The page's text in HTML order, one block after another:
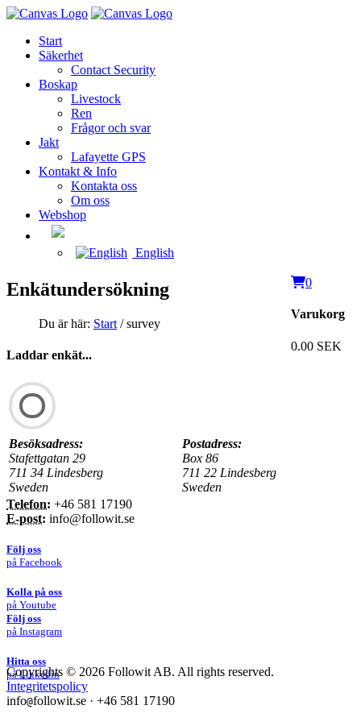
Start
Säkerhet
Contact Security
Boskap
Livestock
Ren
Frågor och svar
Jakt
Lafayette GPS
Kontakt & Info
Kontakta oss
Om oss
Webshop
English
0
Varukorg
0.00 SEK
Enkätundersökning
Du är här: Start / survey
Laddar enkät...
Besöksadress:
Stafettgatan 29
711 34 Lindesberg
Sweden
Postadress:
Box 86
711 22 Lindesberg
Sweden
Telefon: +46 581 17190
E-post: info@followit.se
Följ oss
på Facebook
Kolla på oss
på Youtube
Följ oss
på Instagram
Hitta oss
på Linkedin
Copyrights © 2026 Followit AB. All rights reserved.
Integritetspolicy
info@followit.se · +46 581 17190